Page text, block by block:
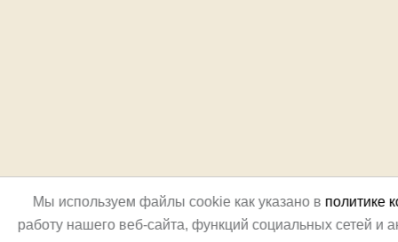
Мы используем файлы cookie как указано в политике
работу нашего веб-сайта, функций социальных сетей и